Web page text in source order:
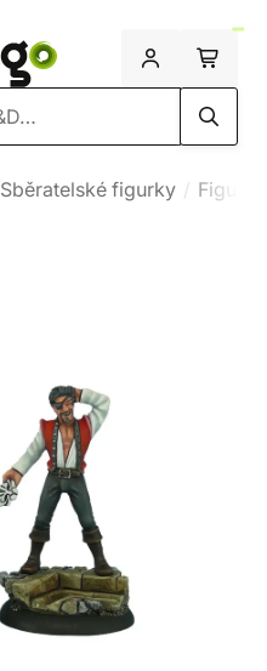
Sběratelské figurky